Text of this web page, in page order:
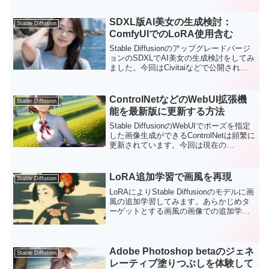
グの記載を参考いただけます。
Stable Diffusion
SDXL版AI美女の生成検討：
ComfyUIでのLoRA使用含む
Stable Diffusionのアップグレードバージ
ョンのSDXLでAI美女の生成検討をしてみ
ました。今回はCivitaiなどで公開されて
自然なAI美女の生成を検討してみまし
た。是非皆さんの創作の参考にしていた
だければと思います。
Stable Diffusion
ControlNetなどのWebUI拡張機
能を最新版に更新する方法
Stable DiffusionのWebUIでポーズを指定
した画像生成ができるControlNetは頻繁に
更新されています。今回は現在の
Stable Diffusion LoRA追加学習で画風を再現
LoRAによりStable Diffusionのモデルに画
風の追加学習してみます。あらかじめタ
ーゲットとする画風の画像での追加学習
Stable Diffusion
Adobe Photoshop betaのジェネ
レーティブ塗りつぶしを体験して